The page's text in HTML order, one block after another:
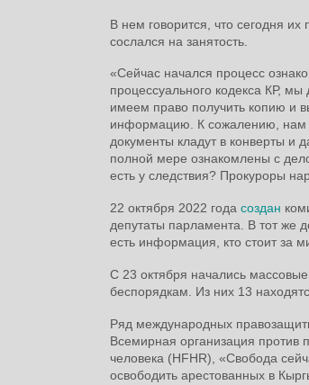
В нем говорится, что сегодня
сослался на занятость.
«Сейчас начался процесс
процессуального кодекса КР,
имеем право получить копию и
информацию. К сожалению, нам
документы кладут в конверты и
полной мере ознакомлены с
есть у следствия? Прокуроры
22 октября 2022 года создан
депутаты парламента. В тот же
есть информация, кто стоит за
С 23 октября начались
беспорядкам. Из них 13
Ряд международных
Всемирная организация против
человека (HFHR), «Свобода
освободить арестованных в